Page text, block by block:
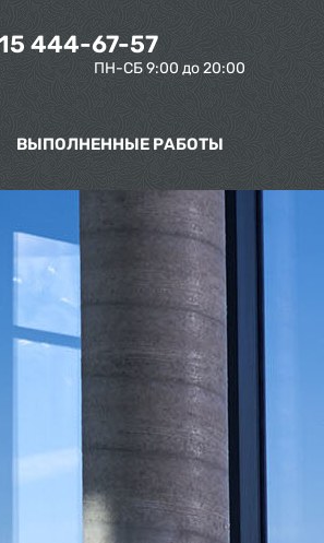
444-67-57
ПН-СБ 9:00 до 20:00
ВЫПОЛНЕННЫЕ РАБОТЫ